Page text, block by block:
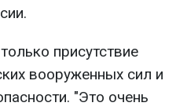
присутствие
вооруженных сил и
"Это очень